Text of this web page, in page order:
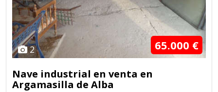
2 65.000 €
Nave industrial en venta en
Argamasilla de Alba